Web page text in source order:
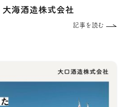
大海酒造株式会社
記事を読む